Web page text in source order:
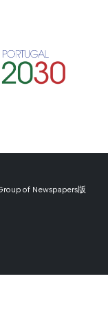
of Newspapers版